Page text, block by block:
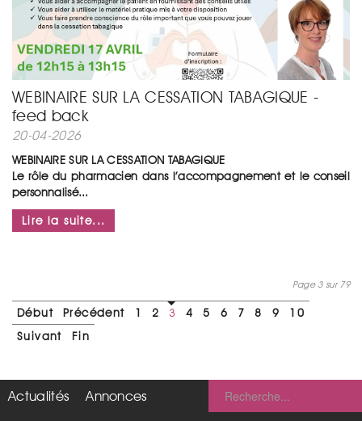
WEBINAIRE SUR LA CESSATION TABAGIQUE -
feed back
20-04-2026
WEBINAIRE SUR LA CESSATION TABAGIQUE
Le rôle du pharmacien dans l’accompagnement et le conseil
personnalisé...
Lire la suite...
Page 3 sur 79
Début Précédent 1 2 3 4 5 6 7 8 9
10
Suivant
Fin
Actualités
Annonces